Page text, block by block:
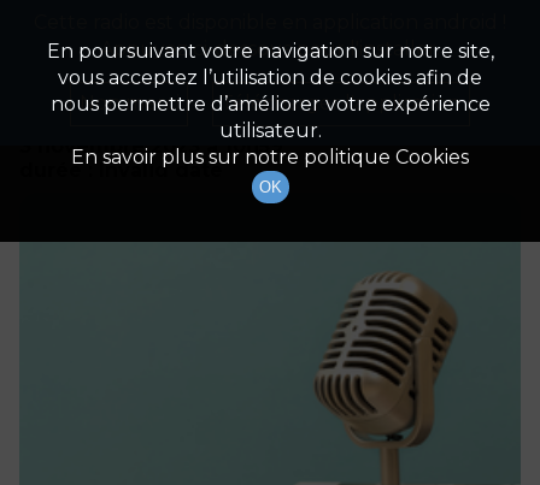
Détails De L'épisode
3 novembre 2023
à 10h59
durée : Invalid date
En poursuivant votre navigation sur notre site,
vous acceptez l’utilisation de cookies afin de
nous permettre d’améliorer votre expérience
utilisateur.
En savoir plus sur notre politique Cookies
OK
Appuyez ci-dessous pour l'installer.
Non merci Télécharger l'application